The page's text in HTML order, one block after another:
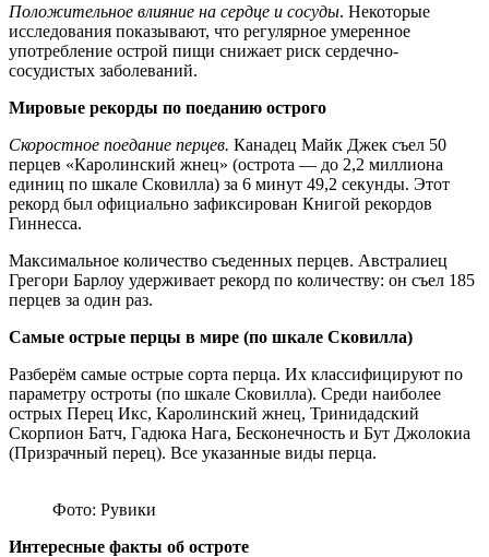
Положительное влияние на сердце и сосуды. Некоторые
исследования показывают, что регулярное умеренное
употребление острой пищи снижает риск сердечно-
сосудистых заболеваний.
Мировые рекорды по поеданию острого
Скоростное поедание перцев. Канадец Майк Джек съел 50
перцев «Каролинский жнец» (острота — до 2,2 миллиона
единиц по шкале Сковилла) за 6 минут 49,2 секунды. Этот
рекорд был официально зафиксирован Книгой рекордов
Гиннесса.
Максимальное количество съеденных перцев. Австралиец
Грегори Барлоу удерживает рекорд по количеству: он съел 185
перцев за один раз.
Самые острые перцы в мире (по шкале Сковилла)
Разберём самые острые сорта перца. Их классифицируют по
параметру остроты (по шкале Сковилла). Среди наиболее
острых Перец Икс, Каролинский жнец, Тринидадский
Скорпион Батч, Гадюка Нага, Бесконечность и Бут Джолокиа
(Призрачный перец). Все указанные виды перца.
Фото: Рувики
Интересные факты об остроте